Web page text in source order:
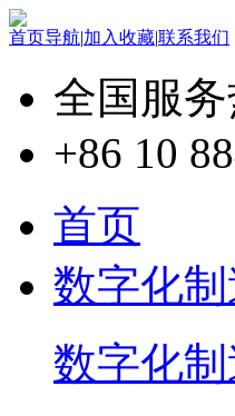
首页导航|加入收藏|联系我们
全国服
+86 10
首页
数字化制
数字化